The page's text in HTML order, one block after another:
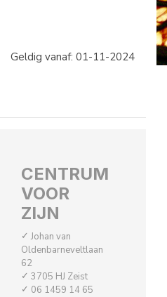
Geldig vanaf: 01-11-2024
CENTRUM
VOOR
ZIJN
Johan van
Oldenbarneveltlaan
62
3705 HJ Zeist
06 1459 14 65